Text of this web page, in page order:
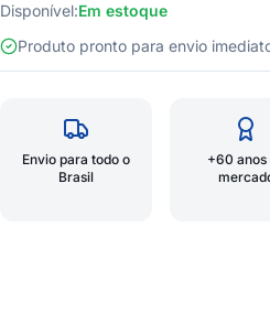
Disponível:Em estoque
Produto pronto para envio
Envio para todo o
Brasil
+60 anos